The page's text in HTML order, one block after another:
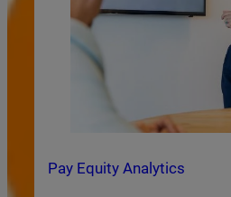
Pay Equity Analytics